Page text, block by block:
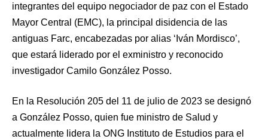
integrantes del equipo negociador de paz con el Estado
Mayor Central (EMC), la principal disidencia de las
antiguas Farc, encabezadas por alias ‘Iván Mordisco’,
que estará liderado por el exministro y reconocido
investigador Camilo González Posso.
En la Resolución 205 del 11 de julio de 2023 se designó
a González Posso, quien fue ministro de Salud y
actualmente lidera la ONG Instituto de Estudios para el